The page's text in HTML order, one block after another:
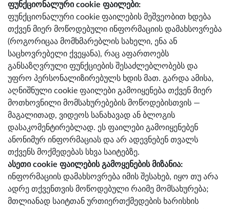
ფუნქციონალური cookie ფაილები:
ფუნქციონალური cookie ფაილების მეშვეობით ხდება
თქვენ მიერ მოწოდებული ინფორმაციის დამახსოვრება
(როგორიცაა მომხმარებლის სახელი, ენა ან
საცხოვრებელი ქვეყანა), რაც აფართოებს
განსაზღვრული ფუნქციების შესაძლებლობებს და
უფრო პერსონალიზირებულს ხდის მათ. გარდა ამისა,
აღნიშნული cookie ფაილები გამოიყენება თქვენ მიერ
მოთხოვნილი მომსახურებების მოწოდებისთვის —
მაგალითად, ვიდეოს სანახავად ან ბლოგის
დასაკომენტირებლად. ეს ფაილები გამოიყენებენ
ანონიმურ ინფორმაციას და არ ადევნებენ თვალს
თქვენს მოქმედებას სხვა საიტებზე.
ასეთი cookie ფაილების გამოყენების მიზანია:
ინფორმაციის დამახსოვრება იმის შესახებ, იყო თუ არა
ადრე თქვენთვის მოწოდებული რაიმე მომსახურება;
მთლიანად საიტთან ურთიერთქმედების ხარისხის